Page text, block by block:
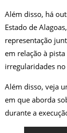
Além disso, há
Estado de
representação
em relação à
irregularidades
Além disso, veja
em que aborda
durante a